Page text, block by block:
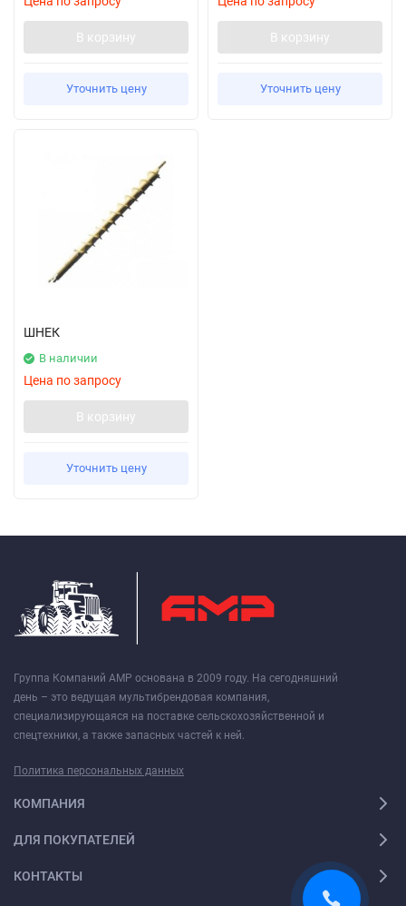
В корзину
Уточнить цену
В корзину
Уточнить цену
ШНЕК
В наличии
Цена по запросу
В корзину
Уточнить цену
Группа Компаний АМР основана в 2009 году. На сегодняшний
день – это ведущая мультибрендовая компания,
специализирующаяся на поставке сельскохозяйственной и
спецтехники, а также запасных частей к ней.
Политика персональных данных
КОМПАНИЯ
ДЛЯ ПОКУПАТЕЛЕЙ
КОНТАКТЫ